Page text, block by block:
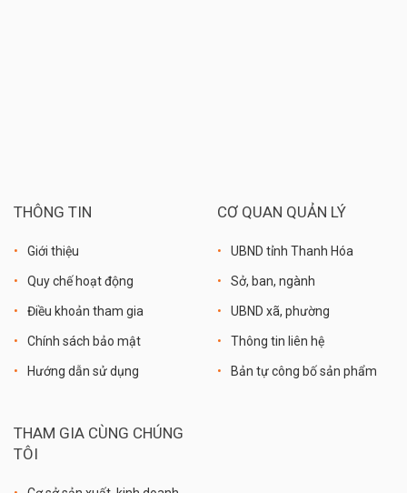
THÔNG TIN
Giới thiệu
Quy chế hoạt động
Điều khoản tham gia
Chính sách bảo mật
Hướng dẫn sử dụng
CƠ QUAN QUẢN LÝ
UBND tỉnh Thanh Hóa
Sở, ban, ngành
UBND xã, phường
Thông tin liên hệ
Bản tự công bố sản phẩm
THAM GIA CÙNG CHÚNG
TÔI